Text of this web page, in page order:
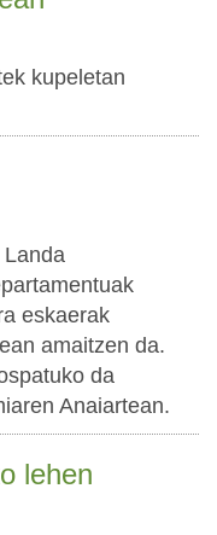
kupeletan
Landa
eskaerak
amaitzen da.
da
Anaiartean.
lehen